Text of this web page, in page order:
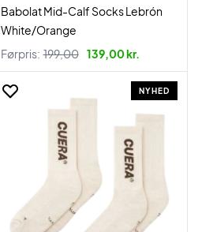
Babolat Mid-Calf Socks Lebrón
White/Orange
Førpris: 199,00 139,00 kr.
NYHED